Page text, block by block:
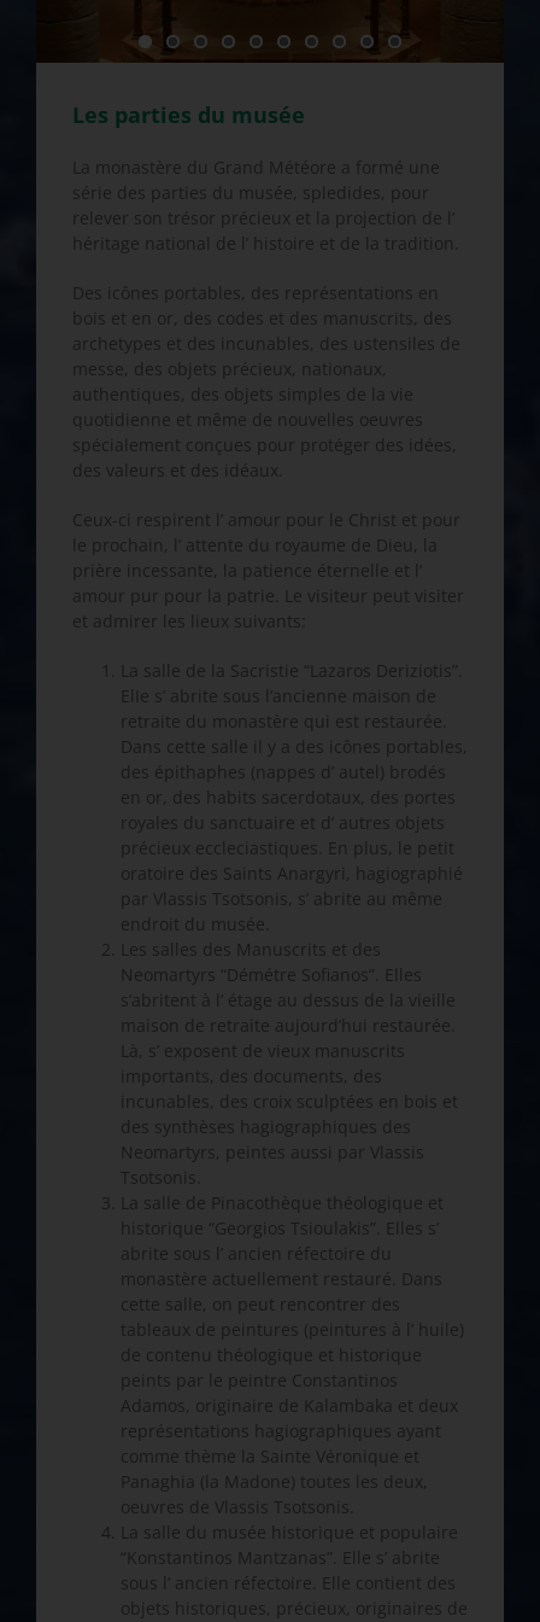
Les parties du musée
La monastère du Grand Météore a formé une
série des parties du musée, spledides, pour
relever son trésor précieux et la projection de l’
héritage national de l’ histoire et de la tradition.
Des icônes portables, des représentations en
bois et en or, des codes et des manuscrits, des
archetypes et des incunables, des ustensiles de
messe, des objets précieux, nationaux,
authentiques, des objets simples de la vie
quotidienne et même de nouvelles oeuvres
spécialement conçues pour protéger des idées,
des valeurs et des idéaux.
Ceux-ci respirent l’ amour pour le Christ et pour
le prochain, l’ attente du royaume de Dieu, la
prière incessante, la patience éternelle et l’
amour pur pour la patrie. Le visiteur peut visiter
et admirer les lieux suivants:
La salle de la Sacristie “Lazaros Deriziotis”.
ElIe s’ abrite sous l’ancienne maison de
retraite du monastère qui est restaurée.
Dans cette salle il y a des icônes portables,
des épithaphes (nappes d’ autel) brodés
en or, des habits sacerdotaux, des portes
royales du sanctuaire et d’ autres objets
précieux eccleciastiques. En plus, le petit
oratoire des Saints Anargyri, hagiographié
par Vlassis Tsotsonis, s’ abrite au même
endroit du musée.
Les salles des Manuscrits et des
Neomartyrs “Démétre Sofianos”. Elles
s’abritent à l’ étage au dessus de la vieille
maison de retraite aujourd’hui restaurée.
Là, s’ exposent de vieux manuscrits
importants, des documents, des
incunables, des croix sculptées en bois et
des synthèses hagiographiques des
Neomartyrs, peintes aussi par Vlassis
Tsotsonis.
La salle de Pinacothèque théologique et
historique “Georgios Tsioulakis”. Elles s’
abrite sous l’ ancien réfectoire du
monastère actuellement restauré. Dans
cette salle, on peut rencontrer des
tableaux de peintures (peintures à l’ huile)
de contenu théologique et historique
peints par le peintre Constantinos
Adamos, originaire de Kalambaka et deux
représentations hagiographiques ayant
comme thème la Sainte Véronique et
Panaghia (la Madone) toutes les deux,
oeuvres de Vlassis Tsotsonis.
La salle du musée historique et populaire
“Konstantinos Mantzanas”. Elle s’ abrite
sous l’ ancien réfectoire. Elle contient des
objets historiques, précieux, originaires de